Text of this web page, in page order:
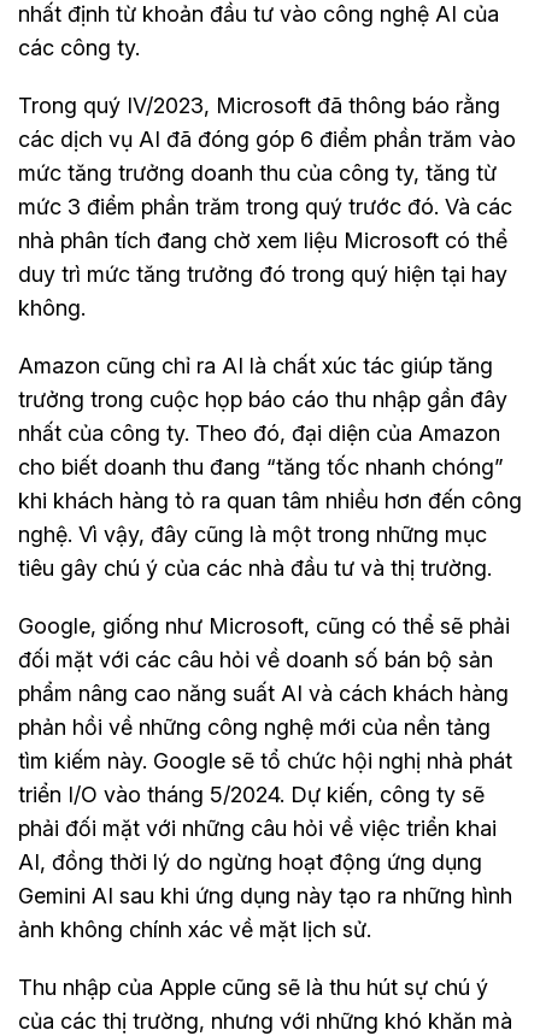
nhất định từ khoản đầu tư vào công nghệ AI của
các công ty.
Trong quý IV/2023, Microsoft đã thông báo rằng
các dịch vụ AI đã đóng góp 6 điểm phần trăm vào
mức tăng trưởng doanh thu của công ty, tăng từ
mức 3 điểm phần trăm trong quý trước đó. Và các
nhà phân tích đang chờ xem liệu Microsoft có thể
duy trì mức tăng trưởng đó trong quý hiện tại hay
không.
Amazon cũng chỉ ra AI là chất xúc tác giúp tăng
trưởng trong cuộc họp báo cáo thu nhập gần đây
nhất của công ty. Theo đó, đại diện của Amazon
cho biết doanh thu đang “tăng tốc nhanh chóng”
khi khách hàng tỏ ra quan tâm nhiều hơn đến công
nghệ. Vì vậy, đây cũng là một trong những mục
tiêu gây chú ý của các nhà đầu tư và thị trường.
Google, giống như Microsoft, cũng có thể sẽ phải
đối mặt với các câu hỏi về doanh số bán bộ sản
phẩm nâng cao năng suất AI và cách khách hàng
phản hồi về những công nghệ mới của nền tảng
tìm kiếm này. Google sẽ tổ chức hội nghị nhà phát
triển I/O vào tháng 5/2024. Dự kiến, công ty sẽ
phải đối mặt với những câu hỏi về việc triển khai
AI, đồng thời lý do ngừng hoạt động ứng dụng
Gemini AI sau khi ứng dụng này tạo ra những hình
ảnh không chính xác về mặt lịch sử.
Thu nhập của Apple cũng sẽ là thu hút sự chú ý
của các thị trường, nhưng với những khó khăn mà